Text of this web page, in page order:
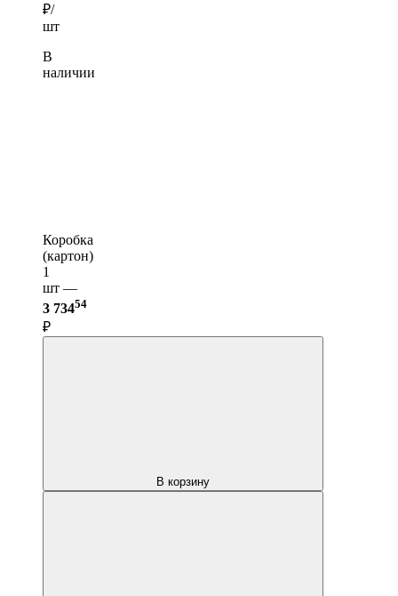
₽/
шт
В
наличии
Коробка
(картон)
1
шт —
3 73454
₽
В корзину